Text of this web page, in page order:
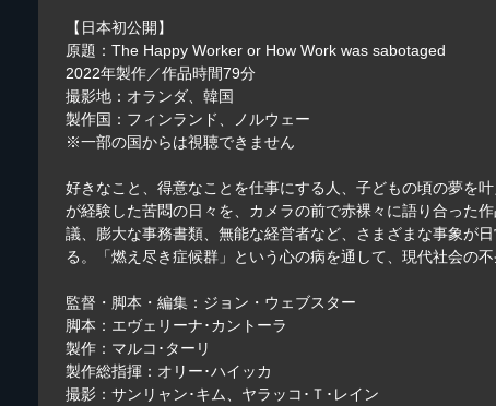
【日本初公開】
原題：The Happy Worker or How Work was sabotaged
2022年製作／作品時間79分
撮影地：オランダ、韓国
製作国：フィンランド、ノルウェー
※一部の国からは視聴できません
好きなこと、得意なことを仕事にする人、子どもの頃の夢
が経験した苦悶の日々を、カメラの前で赤裸々に語り合った
議、膨大な事務書類、無能な経営者など、さまざまな事象が
る。「燃え尽き症候群」という心の病を通して、現代社会の
監督・脚本・編集：ジョン・ウェブスター
脚本：エヴェリーナ･カントーラ
製作：マルコ･ターリ
製作総指揮：オリー･ハイッカ
撮影：サンリャン･キム、ヤラッコ･Ｔ･レイン